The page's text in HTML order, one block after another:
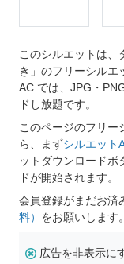
このシルエットは
き」のフリーシルエ
AC では、JPG・
ドし放題です。
このページのフリー
ら、まずシルエット
ットダウンロードボ
ドが開始されます。
会員登録がまだお済
料） をお願いします。
広告を非表示に